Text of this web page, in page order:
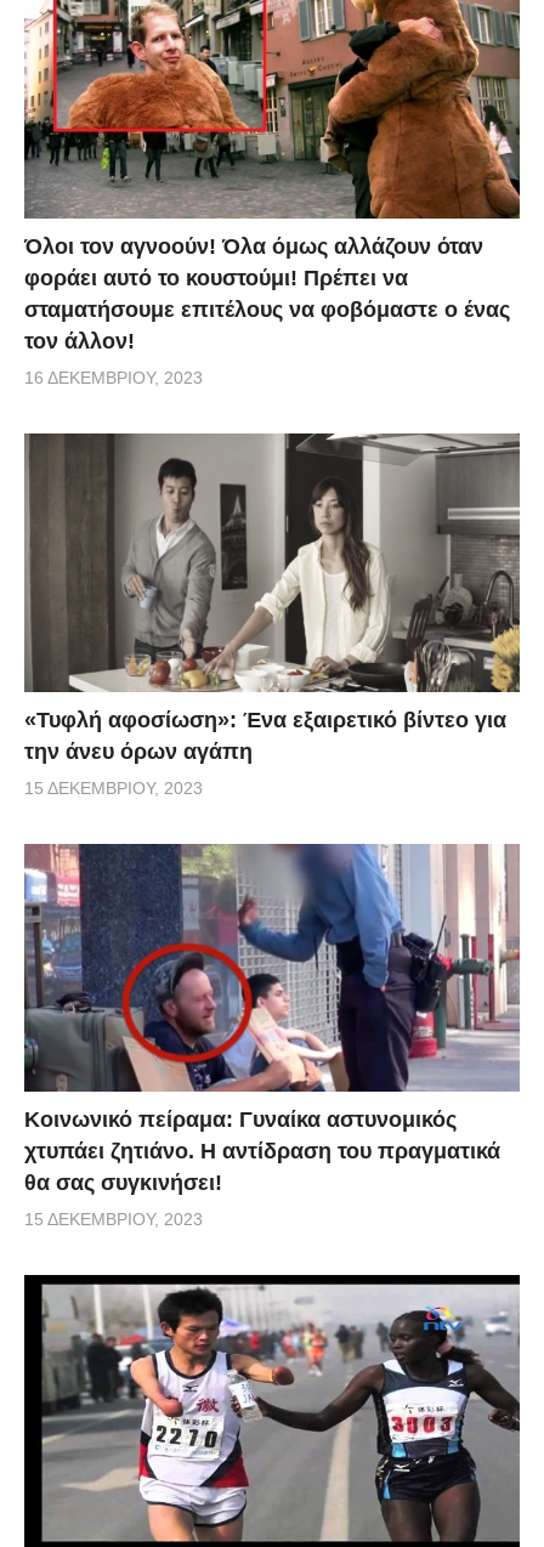
Όλοι τον αγνοούν! Όλα όμως αλλάζουν όταν
φοράει αυτό το κουστούμι! Πρέπει να
σταματήσουμε επιτέλους να φοβόμαστε ο ένας
τον άλλον!
16 ΔΕΚΕΜΒΡΊΟΥ, 2023
«Τυφλή αφοσίωση»: Ένα εξαιρετικό βίντεο για
την άνευ όρων αγάπη
15 ΔΕΚΕΜΒΡΊΟΥ, 2023
Κοινωνικό πείραμα: Γυναίκα αστυνομικός
χτυπάει ζητιάνο. Η αντίδραση του πραγματικά
θα σας συγκινήσει!
15 ΔΕΚΕΜΒΡΊΟΥ, 2023